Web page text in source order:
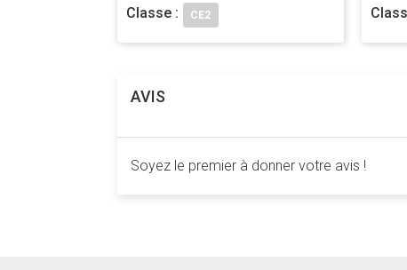
Classe :
CE2
AVIS
Soyez le premier à donner votre avis !